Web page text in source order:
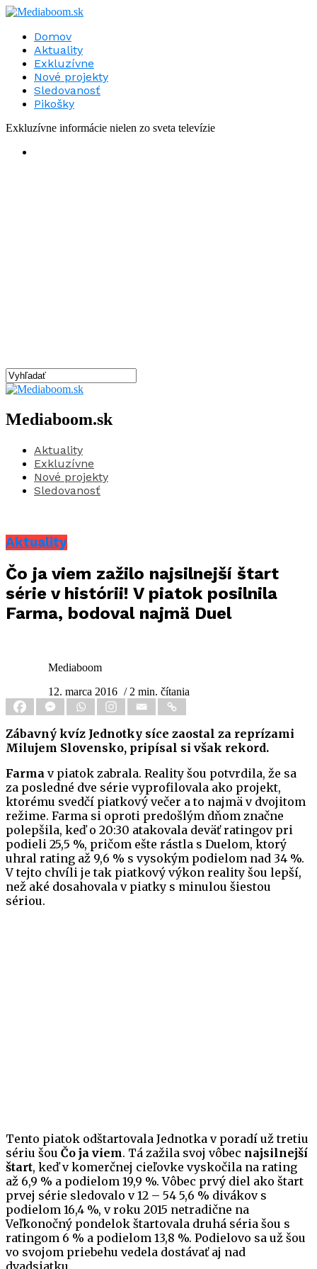
Domov
Aktuality
Exkluzívne
Nové projekty
Sledovanosť
Pikošky
Exkluzívne informácie nielen zo sveta televízie
Mediaboom.sk
Aktuality
Exkluzívne
Nové projekty
Sledovanosť
Aktuality
Čo ja viem zažilo najsilnejší štart
série v histórii! V piatok posilnila
Farma, bodoval najmä Duel
Mediaboom
12. marca 2016 / 2 min. čítania
Zábavný kvíz Jednotky síce zaostal za reprízami
Milujem Slovensko, pripísal si však rekord.
Farma v piatok zabrala. Reality šou potvrdila, že sa
za posledné dve série vyprofilovala ako projekt,
ktorému svedčí piatkový večer a to najmä v dvojitom
režime. Farma si oproti predošlým dňom značne
polepšila, keď o 20:30 atakovala deväť ratingov pri
podieli 25,5 %, pričom ešte rástla s Duelom, ktorý
uhral rating až 9,6 % s vysokým podielom nad 34 %.
V tejto chvíli je tak piatkový výkon reality šou lepší,
než aké dosahovala v piatky s minulou šiestou
sériou.
Tento piatok odštartovala Jednotka v poradí už tretiu
sériu šou Čo ja viem. Tá zažila svoj vôbec najsilnejší
štart, keď v komerčnej cieľovke vyskočila na rating
až 6,9 % a podielom 19,9 %. Vôbec prvý diel ako štart
prvej série sledovalo v 12 – 54 5,6 % divákov s
podielom 16,4 %, v roku 2015 netradične na
Veľkonočný pondelok štartovala druhá séria šou s
ratingom 6 % a podielom 13,8 %. Podielovo sa už šou
vo svojom priebehu vedela dostávať aj nad